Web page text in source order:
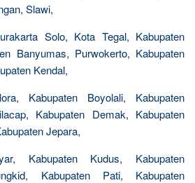
Slawi,
Solo, Kota Tegal, Kabupaten
Banyumas, Purwokerto, Kabupaten
Kendal,
Kabupaten Boyolali, Kabupaten
Kabupaten Demak, Kabupaten
Jepara,
Kabupaten Kudus, Kabupaten
Kabupaten Pati, Kabupaten